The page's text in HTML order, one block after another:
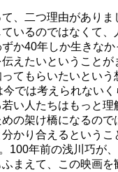
、二つ理由があり
いるのではなくて
か40年しか生きな
えたいということが
てもらいたいという
では考えられない
い人たちはもっと理
の架け橋になるので
かり合えるという
100年前の浅川巧が
まえて、この映画を